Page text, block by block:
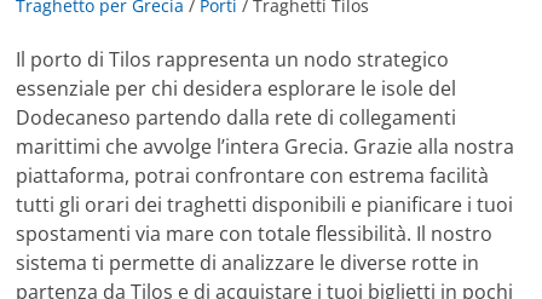
Traghetto per Grecia / Porti /Traghetti Tilos
Il porto di Tilos rappresenta un nodo strategico
essenziale per chi desidera esplorare le isole del
Dodecaneso partendo dalla rete di collegamenti
marittimi che avvolge l’intera Grecia. Grazie alla nostra
piattaforma, potrai confrontare con estrema facilità
tutti gli orari dei traghetti disponibili e pianificare i tuoi
spostamenti via mare con totale flessibilità. Il nostro
sistema ti permette di analizzare le diverse rotte in
partenza da Tilos e di acquistare i tuoi biglietti in pochi